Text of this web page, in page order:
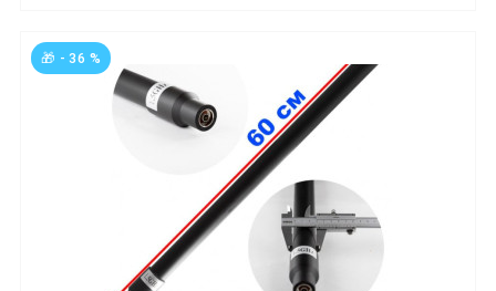
🎁 - 36 %